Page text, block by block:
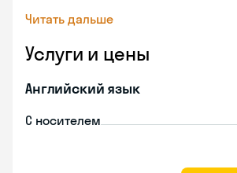
Читать дальше
Услуги и цены
Английский язык
С носителем